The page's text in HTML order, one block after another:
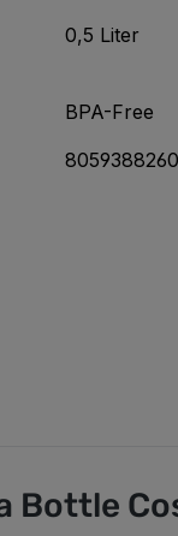
0,5 Liter
BPA-Free